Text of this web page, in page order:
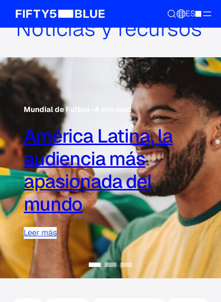
ES
Noticias y recursos
Mundial de Futbol– 4 min read
América Latina, la
audiencia más
apasionada del
mundo
Leer más